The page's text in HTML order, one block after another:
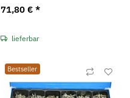
71,80 € *
lieferbar
Bestseller